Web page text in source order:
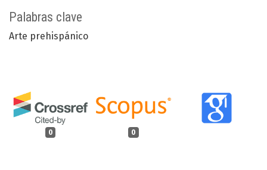
Palabras clave
Arte prehispánico
0 0